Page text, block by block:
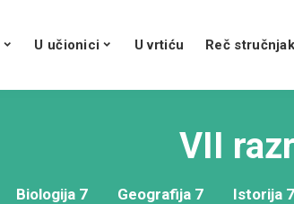
U učionici U vrtiću Reč
VII
Biologija 7 Geografija 7 Istorija 7